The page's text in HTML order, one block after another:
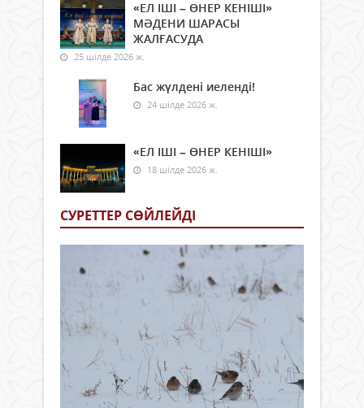
«ЕЛ ІШІ – ӨНЕР КЕНІШІ»
МӘДЕНИ ШАРАСЫ
ЖАЛҒАСУДА
25 шілде 2026 ж.
Бас жүлдені иеленді!
24 шілде 2026 ж.
«ЕЛ ІШІ – ӨНЕР КЕНІШІ»
18 шілде 2026 ж.
СУРЕТТЕР СӨЙЛЕЙДI